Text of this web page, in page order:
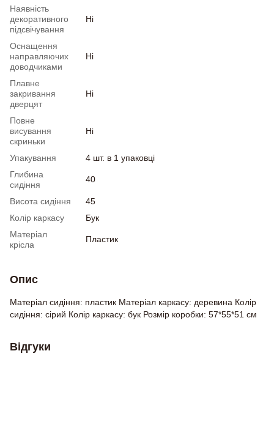
Наявність
декоративного
підсвічування
Ні
Оснащення
направляючих
доводчиками
Ні
Плавне
закривання
дверцят
Ні
Повне
висування
скриньки
Ні
Упакування
4 шт. в 1 упаковці
Глибина
сидіння
40
Висота сидіння
45
Колір каркасу
Бук
Матеріал
крісла
Пластик
Опис
Матеріал сидіння: пластик Матеріал каркасу: деревина Колір
сидіння: сірий Колір каркасу: бук Розмір коробки: 57*55*51 см
Відгуки